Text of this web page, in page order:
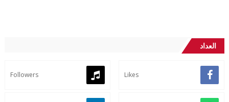
العداد
Likes
Followers